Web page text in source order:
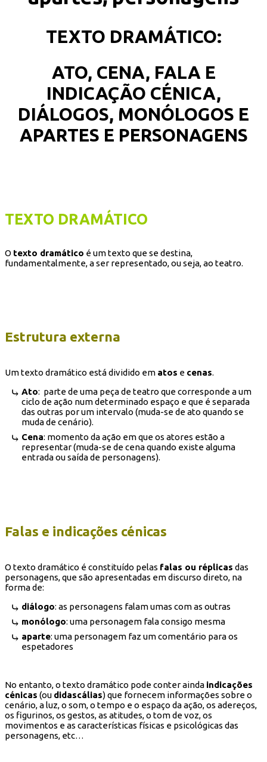
TEXTO DRAMÁTICO:
ATO, CENA, FALA E
INDICAÇÃO CÉNICA,
DIÁLOGOS, MONÓLOGOS E
APARTES E PERSONAGENS
TEXTO DRAMÁTICO
O texto dramático é um texto que se destina,
fundamentalmente, a ser representado, ou seja, ao teatro.
Estrutura externa
Um texto dramático está dividido em atos e cenas.
Ato: parte de uma peça de teatro que corresponde a um
ciclo de ação num determinado espaço e que é separada
das outras por um intervalo (muda-se de ato quando se
muda de cenário).
Cena: momento da ação em que os atores estão a
representar (muda-se de cena quando existe alguma
entrada ou saída de personagens).
Falas e indicações cénicas
O texto dramático é constituído pelas falas ou réplicas das
personagens, que são apresentadas em discurso direto, na
forma de:
diálogo: as personagens falam umas com as outras
monólogo: uma personagem fala consigo mesma
aparte: uma personagem faz um comentário para os
espetadores
No entanto, o texto dramático pode conter ainda indicações
cénicas (ou didascálias) que fornecem informações sobre o
cenário, a luz, o som, o tempo e o espaço da ação, os adereços,
os figurinos, os gestos, as atitudes, o tom de voz, os
movimentos e as características físicas e psicológicas das
personagens, etc…